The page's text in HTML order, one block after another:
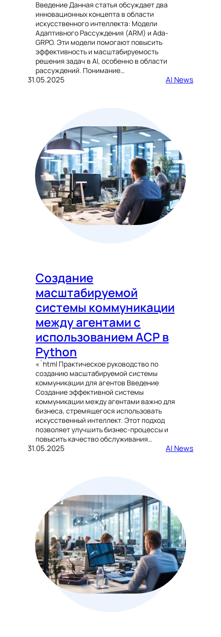
Введение Данная статья обсуждает два
инновационных концепта в области
искусственного интеллекта: Модели
Адаптивного Рассуждения (ARM) и Ada-
GRPO. Эти модели помогают повысить
эффективность и масштабируемость
решения задач в AI, особенно в области
рассуждений. Понимание…
31.05.2025 AI News
Создание
масштабируемой
системы коммуникации
между агентами с
использованием ACP в
Python
«`html Практическое руководство по
созданию масштабируемой системы
коммуникации для агентов Введение
Создание эффективной системы
коммуникации между агентами важно для
бизнеса, стремящегося использовать
искусственный интеллект. Этот подход
позволяет улучшить бизнес-процессы и
повысить качество обслуживания…
31.05.2025 AI News